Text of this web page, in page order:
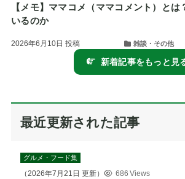
【メモ】ママコメ（ママコメント）とは
いるのか
2026年6月10日 投稿 雑談・その他
新着記事をもっと見
最近更新された記事
グルメ・フード集
（2026年7月21日 更新） 686 Views